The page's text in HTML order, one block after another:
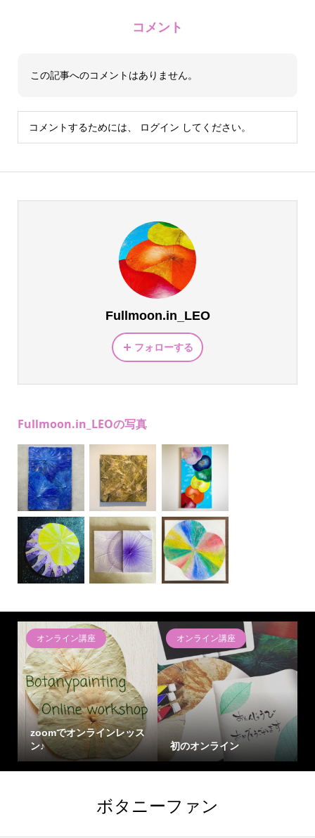
コメント
この記事へのコメントはありません。
コメントするためには、 ログイン してください。
Fullmoon.in_LEO
フォローする
Fullmoon.in_LEOの写真
オンライン講座
zoomでオンラインレッス
ン♪
オンライン講座
初のオンライン
ボタニーファン